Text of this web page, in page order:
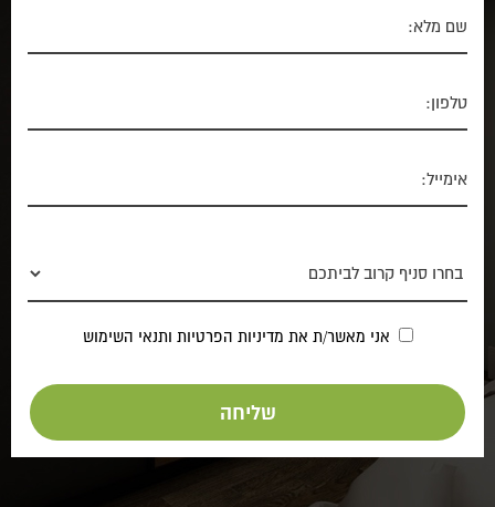
אני מאשר/ת את מדיניות הפרטיות ותנאי השימוש